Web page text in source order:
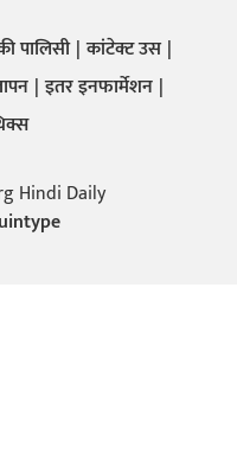
पालिसी कांटेक्ट उस
इतर इनफार्मेशन
Hindi Daily